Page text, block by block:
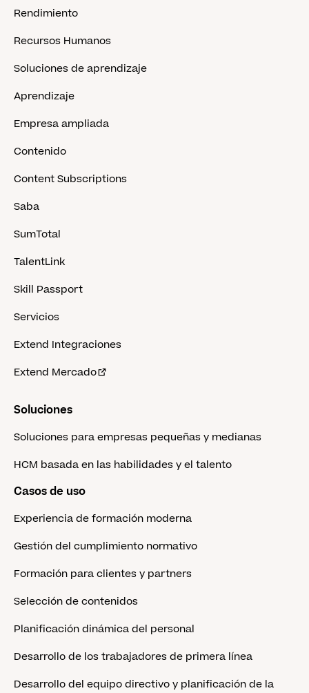
Rendimiento
Recursos Humanos
Soluciones de aprendizaje
Aprendizaje
Empresa ampliada
Contenido
Content Subscriptions
Saba
SumTotal
TalentLink
Skill Passport
Servicios
Extend Integraciones
Extend Mercado
Soluciones
Soluciones para empresas pequeñas y medianas
HCM basada en las habilidades y el talento
Casos de uso
Experiencia de formación moderna
Gestión del cumplimiento normativo
Formación para clientes y partners
Selección de contenidos
Planificación dinámica del personal
Desarrollo de los trabajadores de primera línea
Desarrollo del equipo directivo y planificación de la